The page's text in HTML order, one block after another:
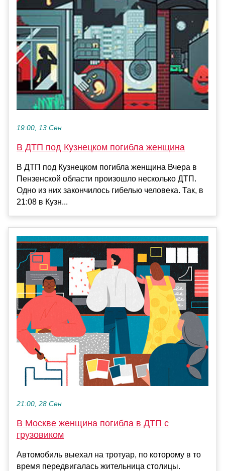
19:00, 13 Сен
В ДТП под Кузнецком погибла женщина
В ДТП под Кузнецком погибла женщина Вчера в
Пензенской области произошло несколько ДТП.
Одно из них закончилось гибелью человека. Так, в
21:08 в Кузн...
21:00, 28 Сен
В Москве женщина погибла в ДТП с
грузовиком
Автомобиль выехал на тротуар, по которому в то
время передвигалась жительница столицы.